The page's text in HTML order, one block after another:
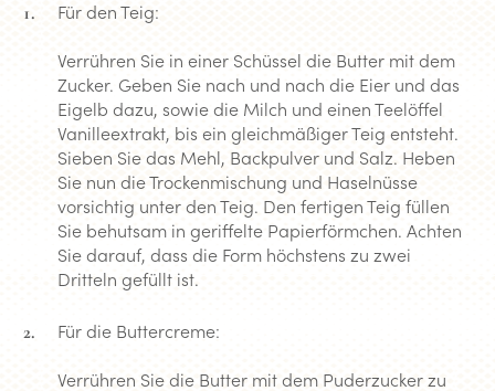
Für den Teig:
Verrühren Sie in einer Schüssel die Butter mit dem
Zucker. Geben Sie nach und nach die Eier und das
Eigelb dazu, sowie die Milch und einen Teelöffel
Vanilleextrakt, bis ein gleichmäßiger Teig entsteht.
Sieben Sie das Mehl, Backpulver und Salz. Heben
Sie nun die Trockenmischung und Haselnüsse
vorsichtig unter den Teig. Den fertigen Teig füllen
Sie behutsam in geriffelte Papierförmchen. Achten
Sie darauf, dass die Form höchstens zu zwei
Dritteln gefüllt ist.
Für die Buttercreme:
Verrühren Sie die Butter mit dem Puderzucker zu